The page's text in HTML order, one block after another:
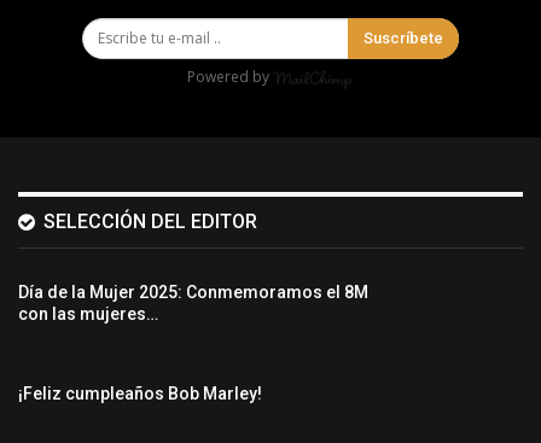
Suscríbete
Powered by
SELECCIÓN DEL EDITOR
Día de la Mujer 2025: Conmemoramos el 8M
con las mujeres…
¡Feliz cumpleaños Bob Marley!